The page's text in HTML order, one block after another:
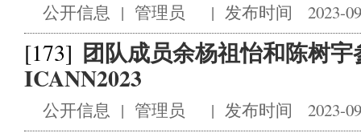
公开信息 | 管理员 | 发布时间 2023-
[173] 团队成员余杨祖怡和陈树
ICANN2023
公开信息 | 管理员 | 发布时间 2023-